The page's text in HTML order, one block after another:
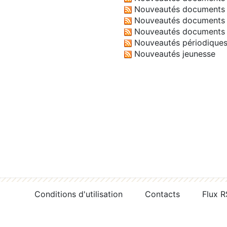
Nouveautés
Nouveautés
Nouveautés
Nouveautés périodiques
Nouveautés jeunesse
Conditions d'utilisation Contacts Flux